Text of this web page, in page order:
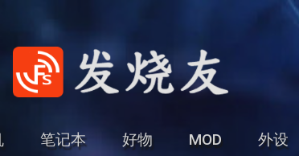
烧友
笔记本 好物 MOD 外设